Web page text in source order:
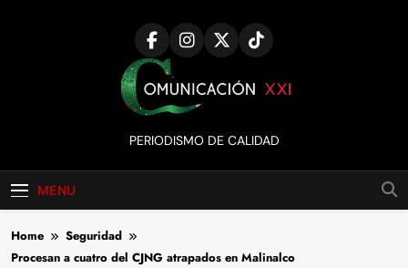
Comunicación
XXI
PERIODISMO DE CALIDAD
MENU
Home
Seguridad
Procesan a cuatro del CJNG atrapados en Malinalco